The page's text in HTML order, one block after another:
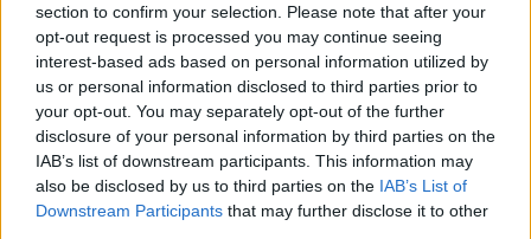
section to confirm your selection. Please note that after your
opt-out request is processed you may continue seeing
interest-based ads based on personal information utilized by
us or personal information disclosed to third parties prior to
your opt-out. You may separately opt-out of the further
disclosure of your personal information by third parties on the
IAB’s list of downstream participants. This information may
also be disclosed by us to third parties on the IAB’s List of
Downstream Participants that may further disclose it to other
Ελλάδα|18.11.2025 20:24
Νέος Κόσμος: Ο 29χρονος εγκλώβισε
τον 58χρονο οδηγό και άρχισε να τον
γρονθοκοπεί - Η κυνική ομολογία